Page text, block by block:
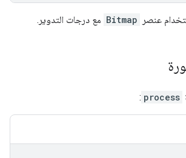
عنصر Bitmap مع درجات التدوير.
process
: